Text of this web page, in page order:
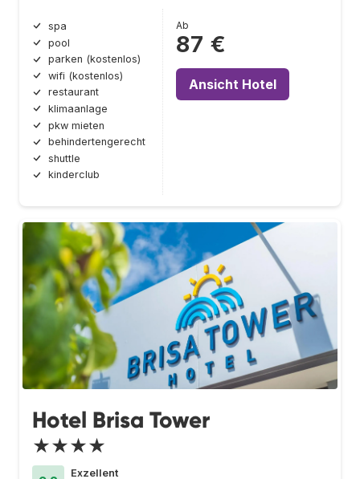
spa
pool
parken (kostenlos)
wifi (kostenlos)
restaurant
klimaanlage
pkw mieten
behindertengerecht
shuttle
kinderclub
Ab
87 €
Ansicht Hotel
Hotel Brisa Tower
★★★★
Exzellent